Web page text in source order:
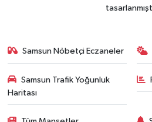
Samsun Nöbetçi Eczaneler
Samsun Trafik Yoğunluk
Haritası